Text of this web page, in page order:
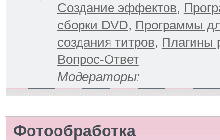
Создание эффектов,
сборки DVD, Программы
создания титров, Плагины
Вопрос-Ответ
Модераторы:
Фотообработка